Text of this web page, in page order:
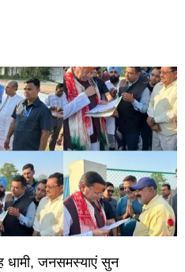
धामी, जनसमस्याएं सुन